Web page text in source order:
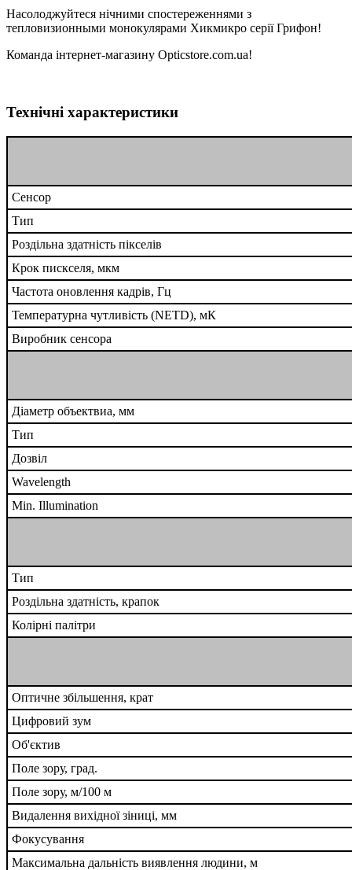
Насолоджуйтеся нічними спостереженнями з
тепловизионными монокулярами Хикмикро серії Грифон!
Команда інтернет-магазину Opticstore.com.ua!
Технічні характеристики
Сенсор
Тип
Роздільна здатність пікселів
Крок пискселя, мкм
Частота оновлення кадрів, Гц
Температурна чутливість (NETD), мК
Виробник сенсора
Діаметр объектвиа, мм
Тип
Дозвіл
Wavelength
Min. Illumination
Тип
Роздільна здатність, крапок
Колірні палітри
Оптичне збільшення, крат
Цифровий зум
Об'єктив
Поле зору, град.
Поле зору, м/100 м
Видалення вихідної зіниці, мм
Фокусування
Максимальна дальність виявлення людини, м